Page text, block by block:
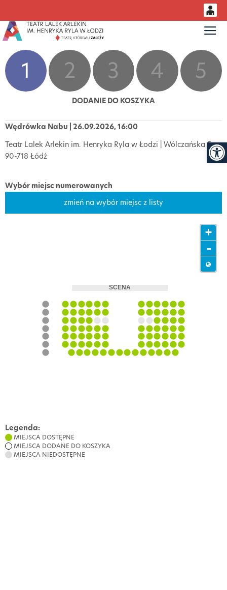
<'
0,00
14
1 2 3 4 5
DODANIE DO KOSZYKA
Wędrówka Nabu | 26.09.2026, 16:00
Teatr Lalek Arlekin im. Henryka Ryla w Łodzi | Wólczańska 5,
90-718 Łódź
Wybór miejsc numerowanych
zmień na wybór miejsc z listy
+
-
Legenda:
MIEJSCA DOSTĘPNE
MIEJSCA DODANE DO KOSZYKA
MIEJSCA NIEDOSTĘPNE